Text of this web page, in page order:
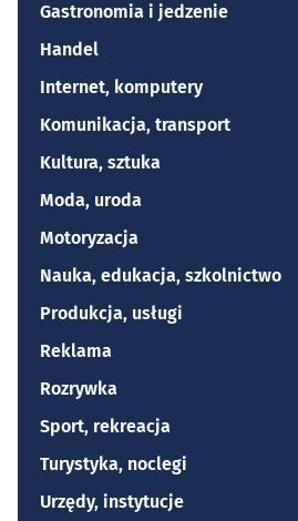
Gastronomia i jedzenie
Handel
Internet, komputery
Komunikacja, transport
Kultura, sztuka
Moda, uroda
Motoryzacja
Nauka, edukacja, szkolnictwo
Produkcja, usługi
Reklama
Rozrywka
Sport, rekreacja
Turystyka, noclegi
Urzędy, instytucje